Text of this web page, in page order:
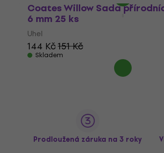
Coates Willow Sada
6 mm 25 ks
Uhel
144 Kč151 Kč
Skladem
Prodloužená záruka na 3 roky